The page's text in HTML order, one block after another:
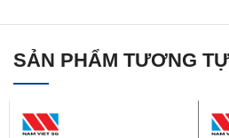
SẢN PHẨM TƯƠNG TỰ